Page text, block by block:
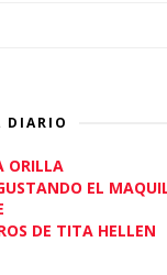
DIARIO
ORILLA
EL
DE TITA HELLEN